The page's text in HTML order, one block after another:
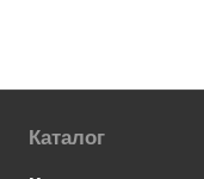
Каталог